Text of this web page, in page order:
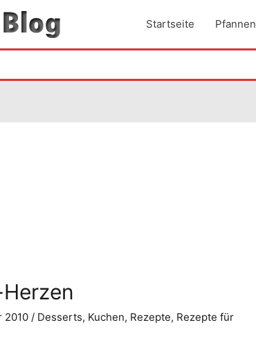
Startseite Pfannen
2010 / Desserts, Kuchen, Rezepte, Rezepte für